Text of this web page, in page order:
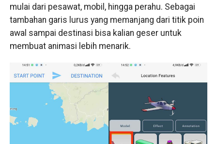
mulai dari pesawat, mobil, hingga perahu. Sebagai
tambahan garis lurus yang memanjang dari titik poin
awal sampai destinasi bisa kalian geser untuk
membuat animasi lebih menarik.